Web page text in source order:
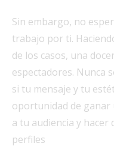
Sin embargo, no
trabajo por ti.
de los casos, una
espectadores. Nunca
si tu mensaje y tu
oportunidad de ganar
a tu audiencia y
perfiles